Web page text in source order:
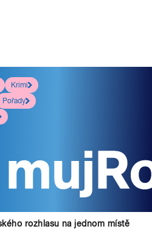
Krimi
Pořady
rozhlasu na jednom místě